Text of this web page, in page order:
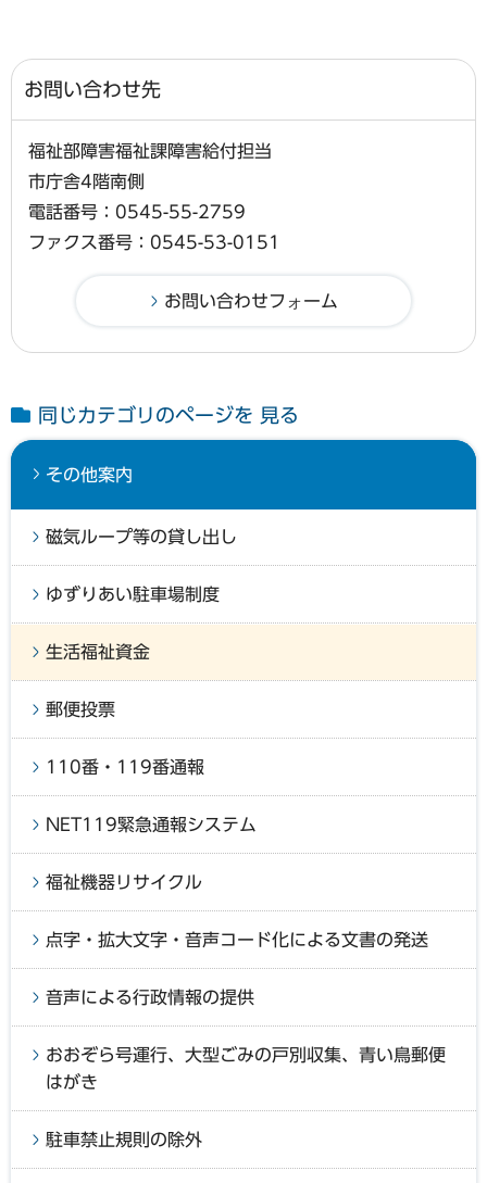
お問い合わせ先
福祉部障害福祉課障害給付担当
市庁舎4階南側
電話番号：0545-55-2759
ファクス番号：0545-53-0151
同じカテゴリのページを 見る
その他案内
磁気ループ等の貸し出し
ゆずりあい駐車場制度
生活福祉資金
郵便投票
110番・119番通報
NET119緊急通報システム
福祉機器リサイクル
点字・拡大文字・音声コード化による文書の発送
音声による行政情報の提供
おおぞら号運行、大型ごみの戸別収集、青い鳥郵便
はがき
駐車禁止規則の除外